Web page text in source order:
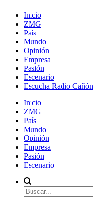
Inicio
ZMG
País
Mundo
Opinión
Empresa
Pasión
Escenario
Escucha Radio Cañón
Inicio
ZMG
País
Mundo
Opinión
Empresa
Pasión
Escenario